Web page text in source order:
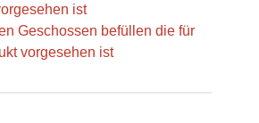
ist
Geschossen befüllen die für
vorgesehen ist